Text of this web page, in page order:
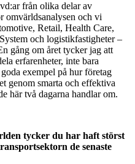
från olika delar av
omvärldsanalysen och vi
Retail, Health Care,
och logistikfastigheter –
gång om året tycker jag att
erfarenheter, inte bara
exempel på hur företag
genom smarta och effektiva
här två dagarna handlar om.
tycker du har haft störst
de senaste